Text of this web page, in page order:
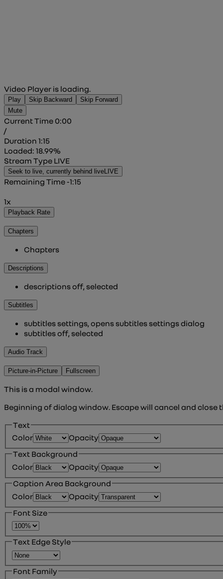
Video Player is loading.
Play Skip Backward
Skip Forward
Mute
Current Time 0:00
/
Duration 1:15
Loaded: 18.99%
Stream Type LIVE
Seek to live, currently behind live LIVE
Remaining Time-1:15
1x
Playback Rate
Chapters
Chapters
Descriptions
descriptions off, selected
Subtitles
subtitles settings, opens subtitles settings dialog
subtitles off, selected
Audio Track
Picture-in-Picture Fullscreen
This is a modal window.
Beginning of dialog window. Escape will cancel and close
Text
Color
Opacity
Text Background
Color
Opacity
Caption Area Background
Color
Opacity
Font Size
Text Edge Style
Font Family